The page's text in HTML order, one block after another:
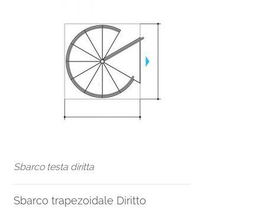
Sbarco testa diritta
Sbarco trapezoidale Diritto